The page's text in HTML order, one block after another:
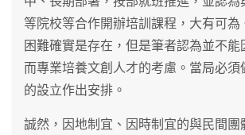
等院校等合作開辦培訓課程，大有可為
困難確實是存在，但是筆者認為並不
而專業培養文創人才的考慮。當局必須
的設立作出安排。
誠然，因地制宜、因時制宜的與民間團